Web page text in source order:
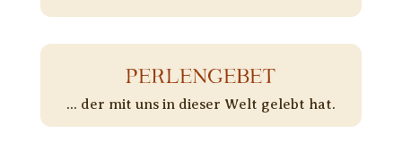
PERLENGEBET
... der mit uns in dieser Welt gelebt hat.